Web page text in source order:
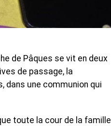
de Pâques se vit en deux
de passage, la
dans une communion qui
toute la cour de la famille